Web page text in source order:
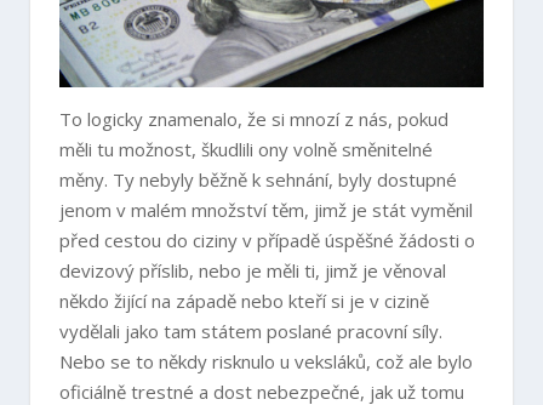
To logicky znamenalo, že si mnozí z nás, pokud
měli tu možnost, škudlili ony volně směnitelné
měny. Ty nebyly běžně k sehnání, byly dostupné
jenom v malém množství těm, jimž je stát vyměnil
před cestou do ciziny v případě úspěšné žádosti o
devizový příslib, nebo je měli ti, jimž je věnoval
někdo žijící na západě nebo kteří si je v cizině
vydělali jako tam státem poslané pracovní síly.
Nebo se to někdy risknulo u veksláků, což ale bylo
oficiálně trestné a dost nebezpečné, jak už tomu